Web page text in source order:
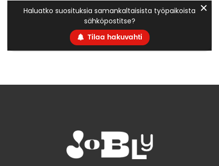
Haluatko suosituksia samankaltaisista työpaikoista
sähköpostitse?
Tilaa hakuvahti
✕